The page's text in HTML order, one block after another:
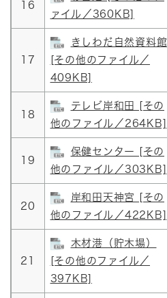
16
ァイル／360KB]
17
きしわだ自然資料館
[その他のファイル／
409KB]
18
テレビ岸和田 [その
他のファイル／264KB]
19
保健センター [その
他のファイル／303KB]
20
岸和田天神宮 [その
他のファイル／422KB]
21
木材港（貯木場）
[その他のファイル／
397KB]